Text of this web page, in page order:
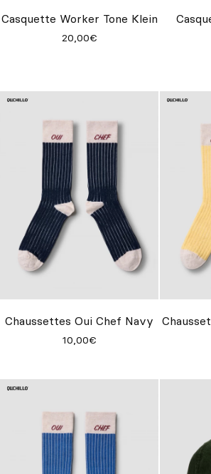
Casquette Worker Tone Klein
20,00€
Chaussettes Oui Chef Navy
10,00€